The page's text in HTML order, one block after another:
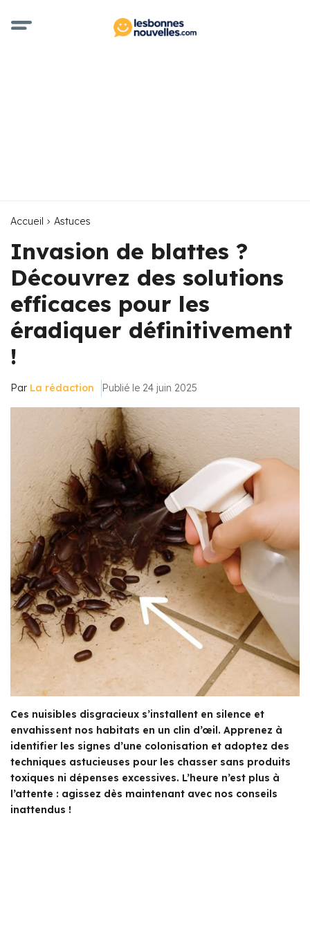
Accueil Astuces
Invasion de blattes ?
Découvrez des solutions
efficaces pour les
éradiquer définitivement
!
Par La rédaction Publié le 24 juin 2025
Ces nuisibles disgracieux s’installent en silence et
envahissent nos habitats en un clin d’œil. Apprenez à
identifier les signes d’une colonisation et adoptez des
techniques astucieuses pour les chasser sans produits
toxiques ni dépenses excessives. L’heure n’est plus à
l’attente : agissez dès maintenant avec nos conseils
inattendus !